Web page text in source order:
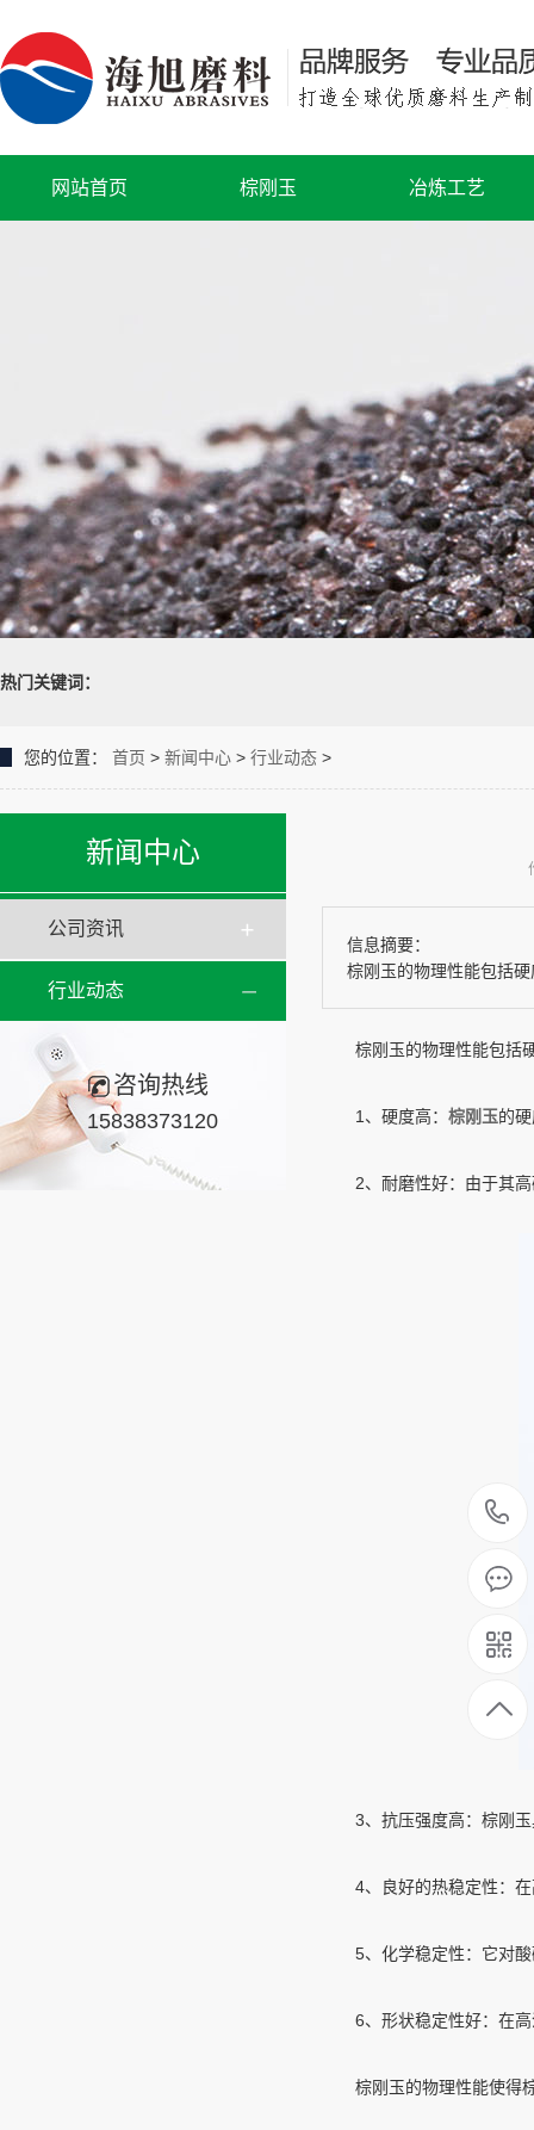
网站首页 棕刚玉 冶炼工艺
热门关键词：
您的位置： 首页 > 新闻中心 > 行业动态 >
新闻中心
公司资讯
行业动态
咨询热线
15838373120
信息摘要：
棕刚玉的物理性能包括‌
棕刚玉的物理性能包括‌硬
‌1、硬度‌高： 棕刚玉的
‌2、耐磨性‌好：由于其高
‌3、抗压强度‌高：棕刚玉
‌4、良好的热稳定性‌：在
‌5、化学稳定性‌：它对酸
‌6、形状稳定性‌好：在高
棕刚玉的物理性能使得棕